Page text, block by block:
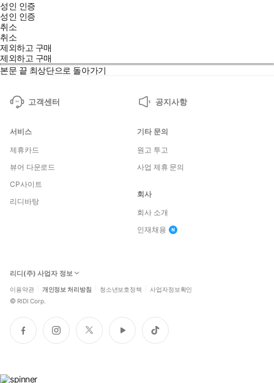
성인 인증
성인 인증
취소
취소
제외하고 구매
제외하고 구매
본문 끝 최상단으로 돌아가기
고객센터 공지사항
서비스
제휴카드
뷰어 다운로드
CP사이트
리디바탕
기타 문의
원고 투고
사업 제휴 문의
회사
회사 소개
인재채용
리디(주) 사업자 정보
이용약관 개인정보 처리방침 청소년보호정책 사업자정보확인
© RIDI Corp.
페
이
인
스
트
위
유
튜
틱
톡